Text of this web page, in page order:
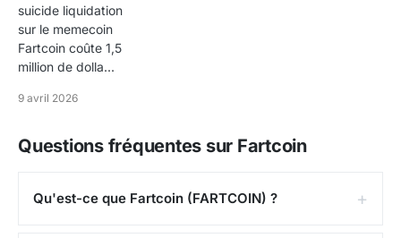
suicide liquidation
sur le memecoin
Fartcoin coûte 1,5
million de dolla...
9 avril 2026
Questions fréquentes sur Fartcoin
Qu'est-ce que Fartcoin (FARTCOIN) ?